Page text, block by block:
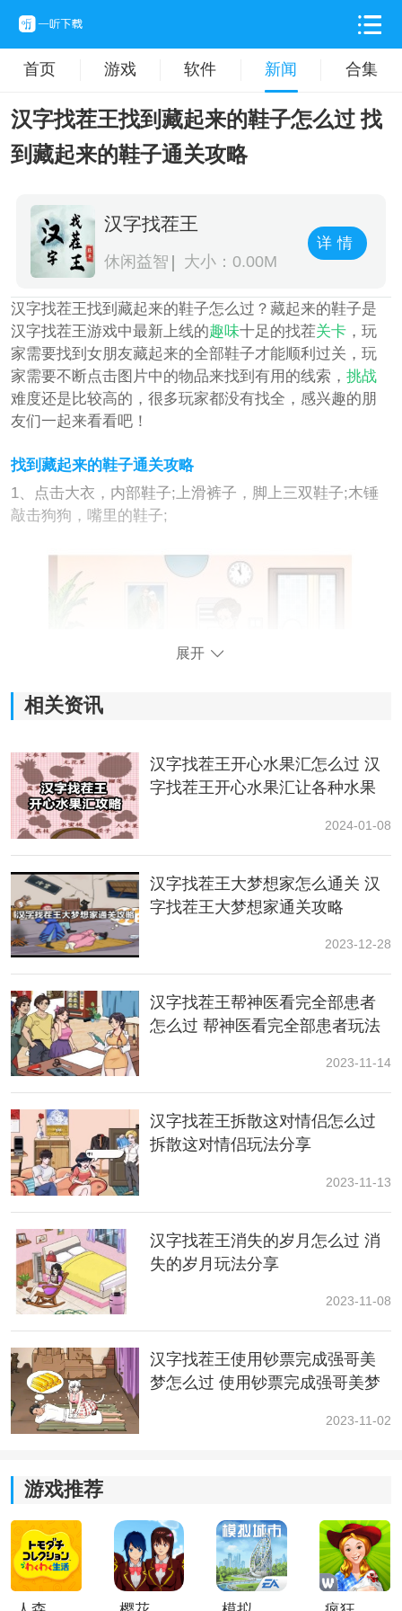
首页 游戏 软件 新闻 合集
汉字找茬王找到藏起来的鞋子怎么过 找
到藏起来的鞋子通关攻略
汉字找茬王
休闲益智 大小：0.00M
详情
汉字找茬王找到藏起来的鞋子怎么过？藏起来的鞋子是
汉字找茬王游戏中最新上线的趣味十足的找茬关卡，玩
家需要找到女朋友藏起来的全部鞋子才能顺利过关，玩
家需要不断点击图片中的物品来找到有用的线索， 挑战
难度还是比较高的，很多玩家都没有找全，感兴趣的朋
友们一起来看看吧！
找到藏起来的鞋子通关攻略
1、点击大衣，内部鞋子;上滑裤子，脚上三双鞋子;木锤
敲击狗狗，嘴里的鞋子;
2、右滑奶酪，老鼠洞藏鞋子;卫生间，马桶里和滑动帘布
浴缸里藏鞋子;拖动狗狗到沙发上，咬破洞藏鞋子;点击时
钟，移开里面暗格藏鞋子;点击开关打开灯，里面藏鞋子;
3、最后一双鞋子在画里男子脚上穿的鞋子!
展开
相关资讯
汉字找茬王开心水果汇怎么过 汉
字找茬王开心水果汇让各种水果
2024-01-08
汉字找茬王大梦想家怎么通关 汉
字找茬王大梦想家通关攻略
2023-12-28
汉字找茬王帮神医看完全部患者
怎么过 帮神医看完全部患者玩法
2023-11-14
汉字找茬王拆散这对情侣怎么过
拆散这对情侣玩法分享
2023-11-13
汉字找茬王消失的岁月怎么过 消
失的岁月玩法分享
2023-11-08
汉字找茬王使用钞票完成强哥美
梦怎么过 使用钞票完成强哥美梦
2023-11-02
游戏推荐